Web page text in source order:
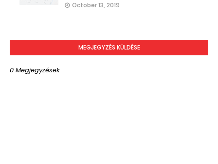
October 13, 2019
MEGJEGYZÉS KÜLDÉSE
0 Megjegyzések